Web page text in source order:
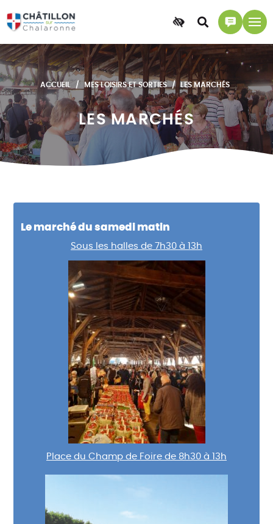
Accessibilité
Accéder
à
la
recherche
Accéder
à
contact
ACCUEIL MES LOISIRS ET SORTIES LES MARCHÉS
LES MARCHÉS
Le marché du samedi matin
Sous les halles de 7h30 à 13h
Place du Champ de Foire de 8h30 à 13h